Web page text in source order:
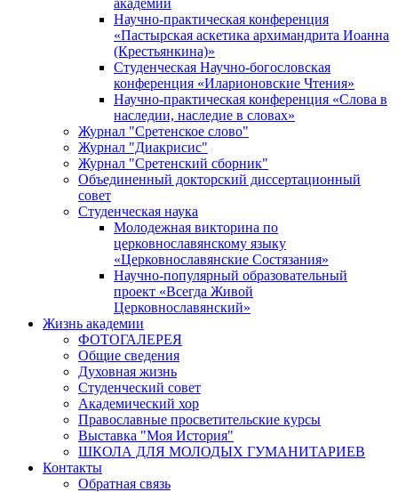
Научно-практическая конференция
«Пастырская аскетика архимандрита Иоанна
(Крестьянкина)»
Студенческая Научно-богословская
конференция «Иларионовские Чтения»
Научно-практическая конференция «Cлова в
наследии, наследие в словах»
Журнал "Сретенское слово"
Журнал "Диакрисис"
Журнал "Сретенский сборник"
Объединенный докторский диссертационный
совет
Студенческая наука
Молодежная викторина по
церковнославянскому языку
«Церковнославянские Состязания»
Научно-популярный образовательный
проект «Всегда Живой
Церковнославянский»
Жизнь академии
ФОТОГАЛЕРЕЯ
Общие сведения
Духовная жизнь
Студенческий совет
Академический хор
Православные просветительские курсы
Выставка "Моя История"
ШКОЛА ДЛЯ МОЛОДЫХ ГУМАНИТАРИЕВ
Контакты
Обратная связь